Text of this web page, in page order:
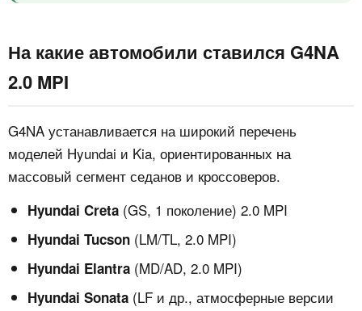
На какие автомобили ставился G4NA
2.0 MPI
G4NA устанавливается на широкий перечень
моделей Hyundai и Kia, ориентированных на
массовый сегмент седанов и кроссоверов.
Hyundai Creta (GS, 1 поколение) 2.0 MPI
Hyundai Tucson (LM/TL, 2.0 MPI)
Hyundai Elantra (MD/AD, 2.0 MPI)
Hyundai Sonata (LF и др., атмосферные версии